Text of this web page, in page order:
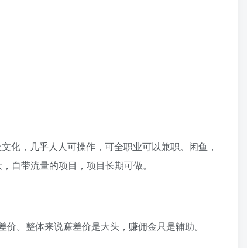
化，几乎人人可操作，可全职业可以兼职。闲鱼，
自带流量的项目，项目长期可做。
。整体来说赚差价是大头，赚佣金只是辅助。